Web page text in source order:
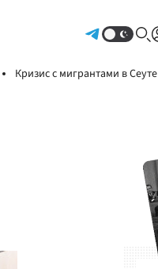
Кризис с мигрантами в Сеуте